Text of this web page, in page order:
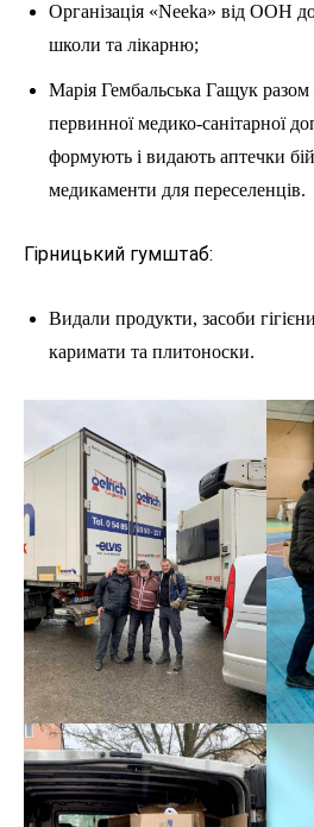
Організація «Neeka» від ООН
школи та лікарню;
Марія Гембальська Гащук разом
первинної медико-санітарної
формують і видають аптечки
медикаменти для переселенців.
Гірницький гумштаб:
Видали продукти, засоби
каримати та плитоноски.